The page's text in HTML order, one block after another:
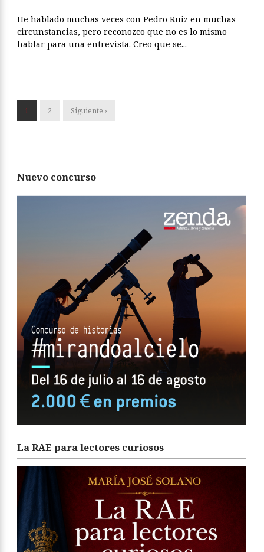
He hablado muchas veces con Pedro Ruiz en muchas
circunstancias, pero reconozco que no es lo mismo
hablar para una entrevista. Creo que se...
1 2 Siguiente ›
Nuevo concurso
La RAE para lectores curiosos